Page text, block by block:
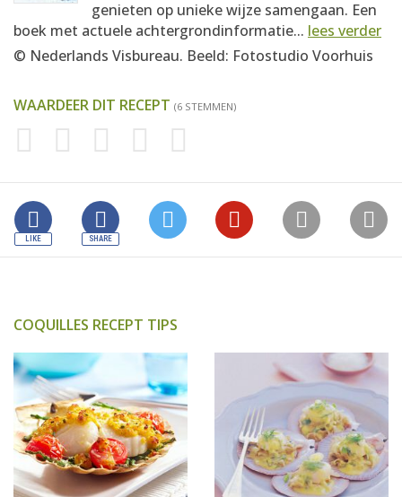
genieten op unieke wijze samengaan. Een
boek met actuele achtergrondinformatie... lees verder
© Nederlands Visbureau. Beeld: Fotostudio Voorhuis
WAARDEER DIT RECEPT (6 STEMMEN)
COQUILLES RECEPT TIPS